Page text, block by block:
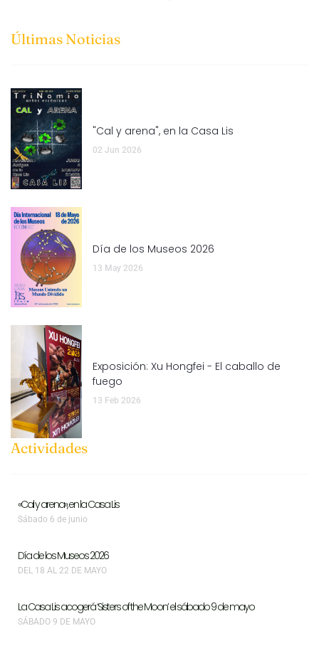
Últimas Noticias
"Cal y arena", en la Casa Lis
02 Jun 2026
Día de los Museos 2026
13 May 2026
Exposición: Xu Hongfei - El caballo de
fuego
13 Feb 2026
Actividades
«Cal y arena», en la Casa Lis
Sábado 6 de junio
Día de los Museos 2026
DEL 18 AL 22 DE MAYO
La Casa Lis acogerá ‘Sisters of the Moon’ el sábado 9 de mayo
SÁBADO 9 DE MAYO